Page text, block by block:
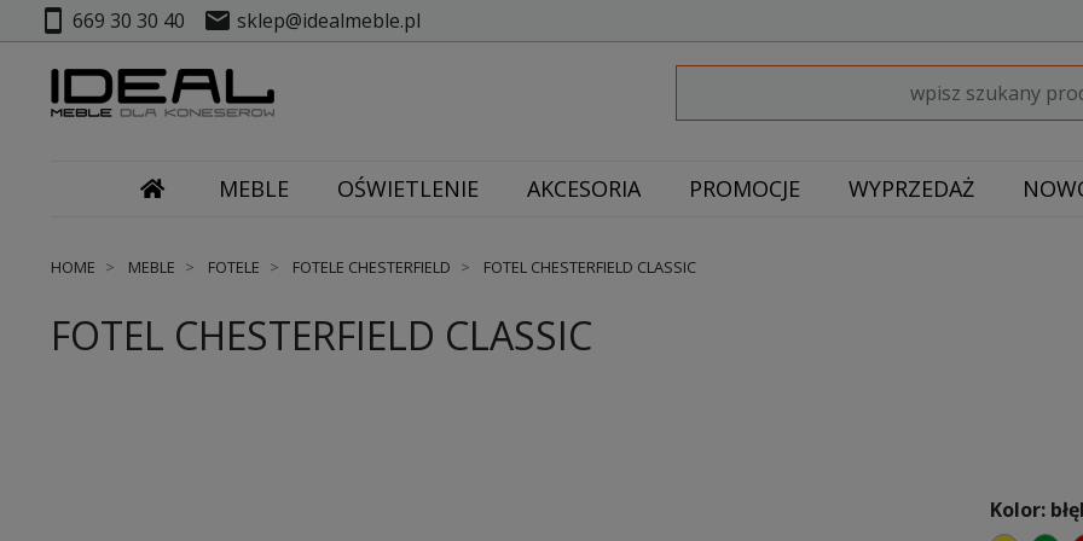
smartphone 669 30 30 40 mail sklep@idealmeble.pl
MEBLE OŚWIETLENIE AKCESORIA PROMOCJE WYPRZEDAŻ
HOME MEBLE FOTELE FOTELE CHESTERFIELD FOTEL CHESTERFIELD CLASSIC
FOTEL CHESTERFIELD CLASSIC
Kolor: